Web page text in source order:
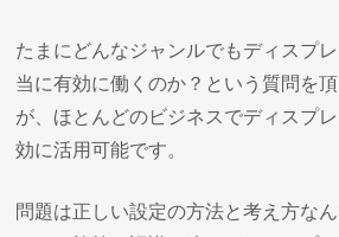
たまにどんなジャンルでもディスプ
当に有効に働くのか？という質問を
が、ほとんどのビジネスでディスプ
効に活用可能です。
問題は正しい設定の方法と考え方な